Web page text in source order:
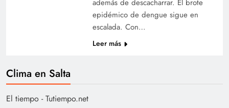
además de descacharrar. El brote
epidémico de dengue sigue en
escalada. Con…
Leer más
Clima en Salta
El tiempo - Tutiempo.net